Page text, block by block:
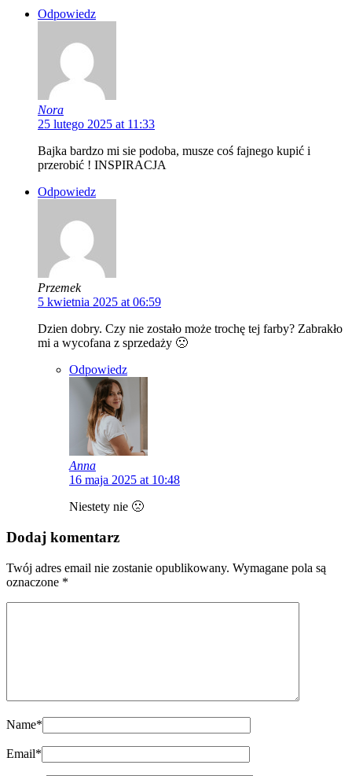
Odpowiedz
Nora
25 lutego 2025 at 11:33
Bajka bardzo mi sie podoba, musze coś fajnego kupić i
przerobić ! INSPIRACJA
Odpowiedz
Przemek
5 kwietnia 2025 at 06:59
Dzien dobry. Czy nie zostało może trochę tej farby? Zabrakło
mi a wycofana z sprzedaży 🙁
Odpowiedz
Anna
16 maja 2025 at 10:48
Niestety nie 🙁
Dodaj komentarz
Twój adres email nie zostanie opublikowany. Wymagane pola są
oznaczone *
Name*
Email*